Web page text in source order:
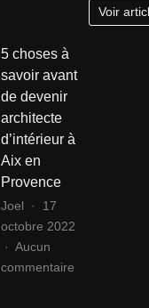
sa
Voir
5 choses à
savoir avant
de devenir
architecte
d’intérieur à
Aix en
Provence
Joel
17
octobre 2022
Aucun
commentairesur